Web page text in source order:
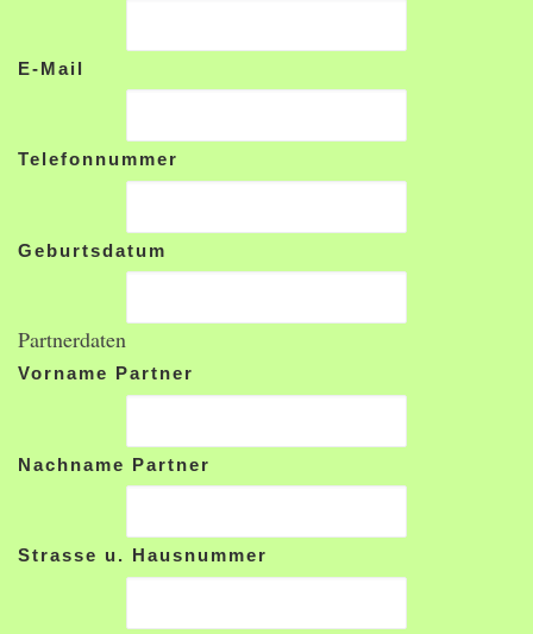
E-Mail
Telefonnummer
Geburtsdatum
Partnerdaten
Vorname Partner
Nachname Partner
Strasse u. Hausnummer